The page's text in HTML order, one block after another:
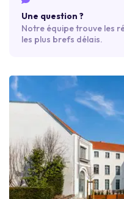
Une question ?
Notre équipe trouve les
les plus brefs délais.